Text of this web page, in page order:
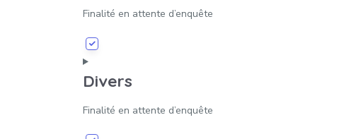
Finalité en attente d’enquête
Divers
Finalité en attente d’enquête